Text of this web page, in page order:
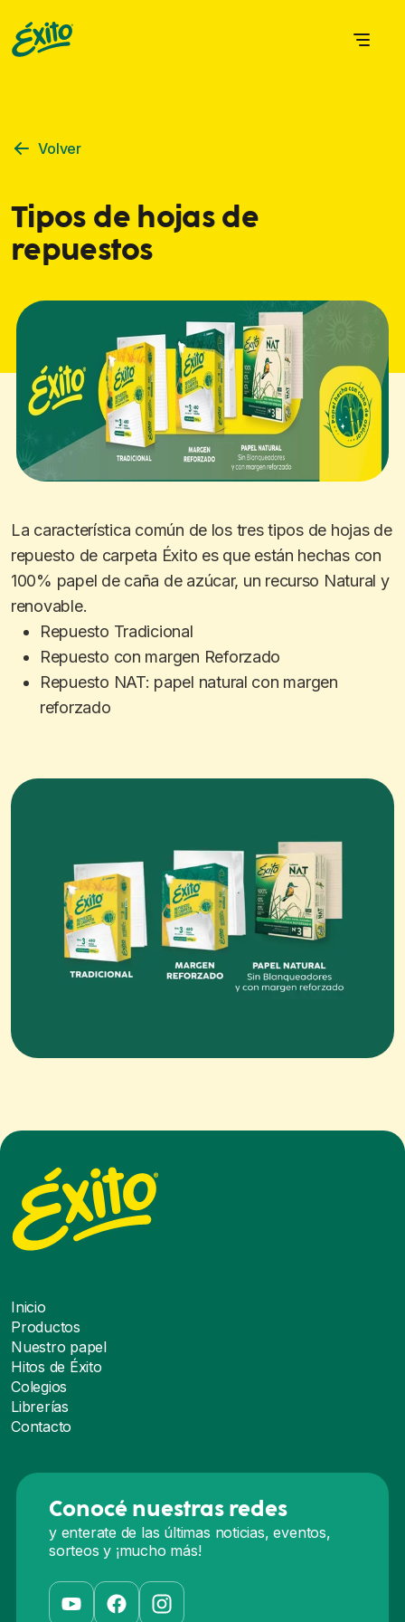
Volver
Tipos de hojas de
repuestos
La característica común de los tres tipos de hojas de
repuesto de carpeta Éxito es que están hechas con
100% papel de caña de azúcar, un recurso Natural y
renovable.
Repuesto Tradicional
Repuesto con margen Reforzado
Repuesto NAT: papel natural con margen
reforzado
Inicio
Productos
Nuestro papel
Hitos de Éxito
Colegios
Librerías
Contacto
Conocé nuestras redes
y enterate de las últimas noticias, eventos,
sorteos y ¡mucho más!